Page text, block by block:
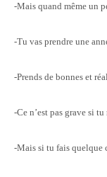
-Mais quand même un
-Tu vas prendre une
-Prends de bonnes et
-Ce n’est pas grave si
-Mais si tu fais quelque